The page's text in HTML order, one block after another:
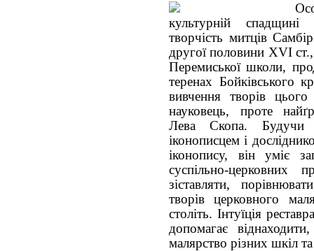
культурній спадщині
творчість митців
другої половини XVI
Перемиської школи,
теренах Бойківського
вивчення творів
науковець, проте
Лева Скопа. Будучи
іконописцем і
іконопису, він уміє
суспільно-церковних
зіставляти,
творів церковного
століть. Інтуїція
допомагає
малярство різних шкіл